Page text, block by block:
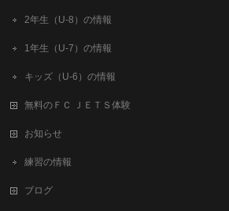
2年生（U-8）の情報
1年生（U-7）の情報
キッズ（U-6）の情報
無料のＦＣ ＪＥＴＳ体験
お知らせ
練習の情報
ブログ